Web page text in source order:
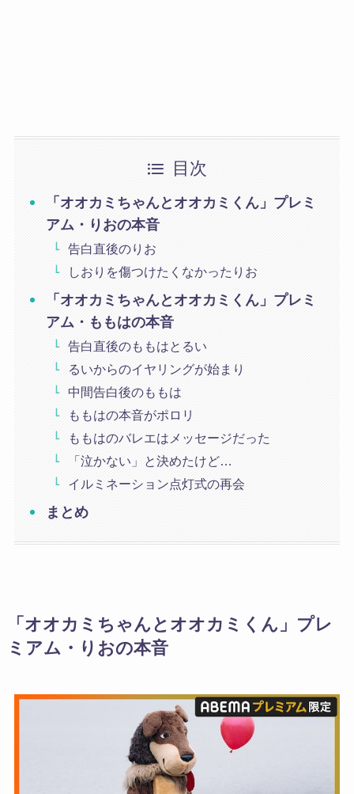
目次
「オオカミちゃんとオオカミくん」プレミ
アム・りおの本音
告白直後のりお
しおりを傷つけたくなかったりお
「オオカミちゃんとオオカミくん」プレミ
アム・ももはの本音
告白直後のももはとるい
るいからのイヤリングが始まり
中間告白後のももは
ももはの本音がポロリ
ももはのバレエはメッセージだった
「泣かない」と決めたけど…
イルミネーション点灯式の再会
まとめ
「オオカミちゃんとオオカミくん」プレ
ミアム・りおの本音